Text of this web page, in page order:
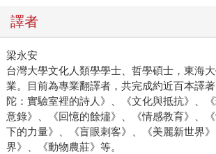
譯者
梁永安
台灣大學文化人類學學士、哲學碩士，東海
業。目前為專業翻譯者，共完成約近百本譯
陀：實驗室裡的詩人》、《文化與抵抗》、
意錄》、《回憶的餘燼》、《情感教育》、
下的力量》、《盲眼刺客》、《美麗新世界
界》、《動物農莊》等。